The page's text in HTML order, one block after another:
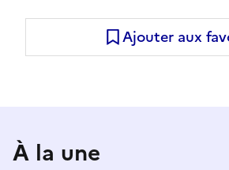
Ajouter aux
À la une